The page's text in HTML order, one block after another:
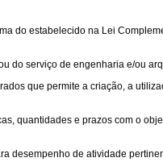
do estabelecido na Lei
do serviço de engenharia e/ou
que permite a criação, a
quantidades e prazos com o
de atividade